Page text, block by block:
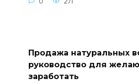
Продажа натуральных
руководство для
заработать